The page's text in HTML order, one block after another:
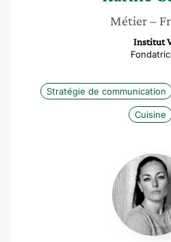
Métier–
Institut
Stratégie de communication
Cuisine